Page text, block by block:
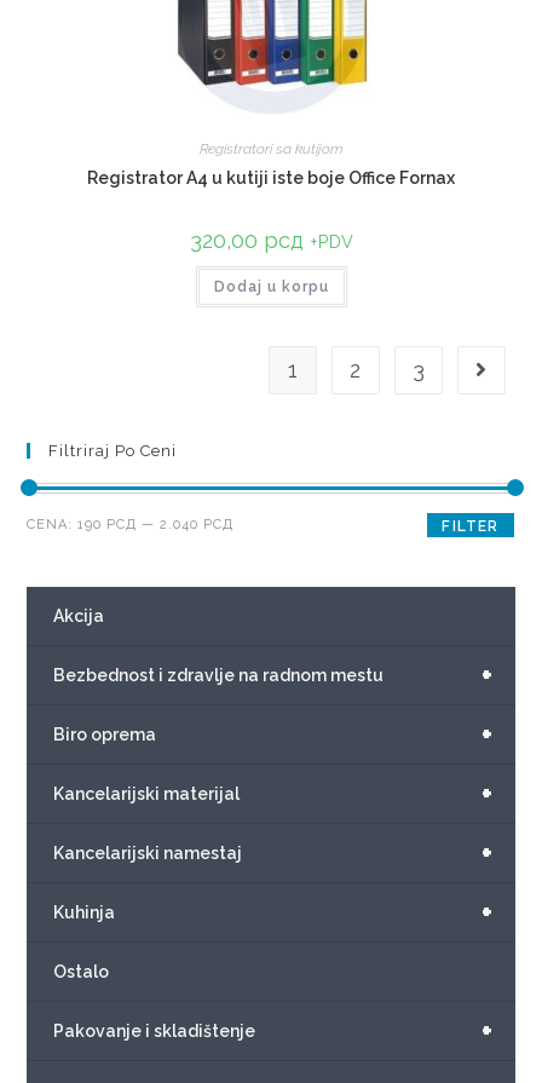
Registratori sa kutijom
Registrator A4 u kutiji iste boje Office Fornax
320,00 рсд +PDV
Dodaj u korpu
1 2 3
Filtriraj Po Ceni
FILTER
CENA:190 РСД —2.040 РСД
Akcija
+
Bezbednost i zdravlje na radnom mestu
+
Biro oprema
+
Kancelarijski materijal
+
Kancelarijski namestaj
+
Kuhinja
Ostalo
+
Pakovanje i skladištenje